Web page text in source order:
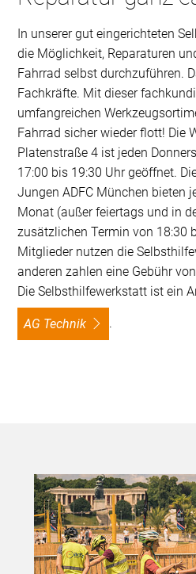
In unserer gut eingerichteten
die Möglichkeit, Reparaturen
Fahrrad selbst durchzuführen.
Fachkräfte. Mit dieser
umfangreichen
Fahrrad sicher wieder flott! Die
Platenstraße 4 ist jeden
17:00 bis 19:30 Uhr geöffnet.
Jungen ADFC München bieten
Monat (außer feiertags und in
zusätzlichen Termin von 18:30
Mitglieder nutzen die
anderen zahlen eine Gebühr
Die Selbsthilfewerkstatt ist ein
AG Technik .